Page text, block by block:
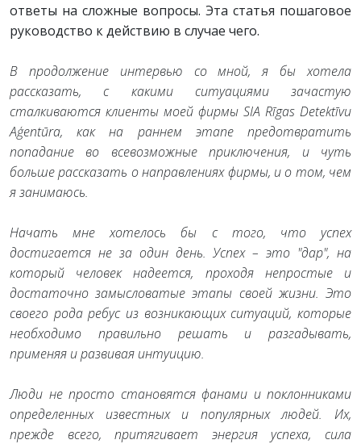
ответы на сложные вопросы. Эта статья пошаговое
руководство к действию в случае чего.
В продолжение интервью со мной, я бы хотела
рассказать, с какими ситуациями зачастую
сталкиваются клиенты моей фирмы SIA Rīgas Detektīvu
Aģentūra, как на раннем этапе предотвратить
попадание во всевозможные приключения, и чуть
больше рассказать о направлениях фирмы, и о том, чем
я занимаюсь.
Начать мне хотелось бы с того, что успех
достигается не за один день. Успех – это "дар", на
который человек надеется, проходя непростые и
достаточно замысловатые этапы своей жизни. Это
своего рода ребус из возникающих ситуаций, которые
необходимо правильно решать и разгадывать,
применяя и развивая интуицию.
Люди не просто становятся фанами и поклонниками
определенных известных и популярных людей. Их,
прежде всего, притягивает энергия успеха, сила